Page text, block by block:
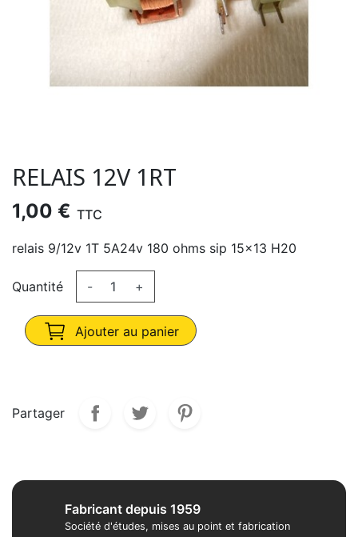
RELAIS 12V 1RT
1,00 € TTC
relais 9/12v 1T 5A24v 180 ohms sip 15x13 H20
Quantité - +
Ajouter au panier
Partager
Fabricant depuis 1959
Société d'études, mises au point et fabrication